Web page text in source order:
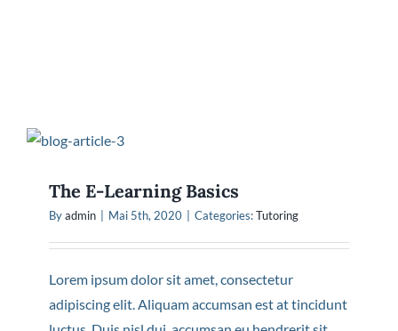
The E-Learning Basics
Byadmin Mai 5th, 2020 Categories:Tutoring
Lorem ipsum dolor sit amet, consectetur
adipiscing elit. Aliquam accumsan est at tincidunt